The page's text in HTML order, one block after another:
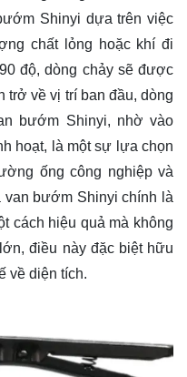
Shinyi dựa trên việc
chất lỏng hoặc khí đi
độ, dòng chảy sẽ được
trở về vị trí ban đầu, dòng
bướm Shinyi, nhờ vào
hoạt, là một sự lựa chọn
ống công nghiệp và
van bướm Shinyi chính là
cách hiệu quả mà không
điều này đặc biệt hữu
về diện tích.